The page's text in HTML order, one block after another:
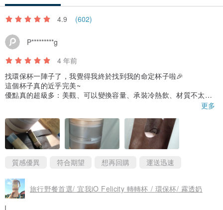
4.9 (602)
P*********g
4 年前
找環保杯一陣子了，我覺得我終於找到我的命定杯子啦🎉
這個杯子真的近乎完美~
優點真的超級多：美觀、可以變換容量、承裝冷熱飲、材質不太會
動倒放的杯子，不然完全不會漏水！倒置、橫放都不會！
除了重量有點重以外，轉轉杯真的是目前我遇到最完美的杯子了❤️
對我這個愛喝咖啡跟大杯手搖飲的人來說，買轉轉杯直接可以解決
我的所有飲品需求！
另外，除了店家上面介紹的配件外，盒子裡面居然有附一個不織布
我真的有夠驚喜，本來都已經準備另外買飲料提袋了，結果居然有
送這個！真的太讚了吧❤️
飲料提袋高度很剛好，裝轉轉杯進去以後杯口部分也不會漏出來~旁
更多
質感優異 符合期望 想再回購 運送迅速
旅行野餐首選/ 宜我iO Felicity 轉轉杯 / 環保杯/ 霧透奶